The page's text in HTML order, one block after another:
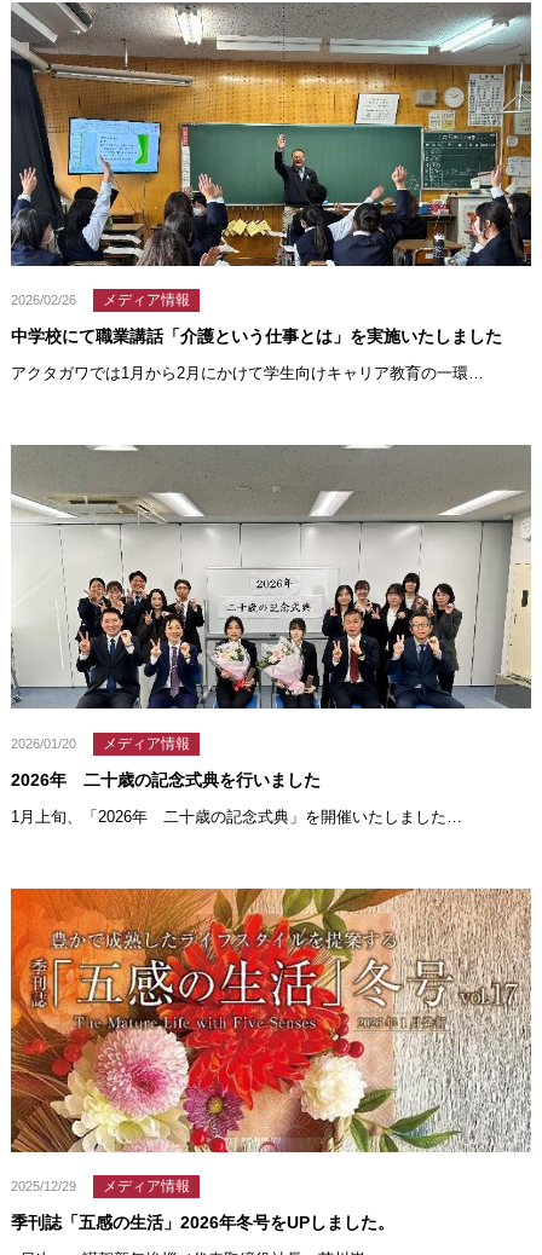
2026/02/26 メディア情報
中学校にて職業講話「介護という仕事とは」を実施いたしました
アクタガワでは1月から2月にかけて学生向けキャリア教育の一環…
2026/01/20 メディア情報
2026年 二十歳の記念式典を行いました
1月上旬、「2026年 二十歳の記念式典」を開催いたしました…
2025/12/29 メディア情報
季刊誌「五感の生活」2026年冬号をUPしました。